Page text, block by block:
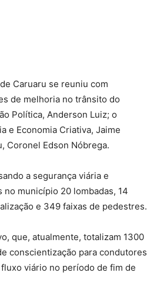
Caruaru se reuniu com
de melhoria no trânsito do
Política, Anderson Luiz; o
e Economia Criativa, Jaime
Coronel Edson Nóbrega.
a segurança viária e
no município 20 lombadas, 14
e 349 faixas de pedestres.
que, atualmente, totalizam 1300
conscientização para condutores
viário no período de fim de